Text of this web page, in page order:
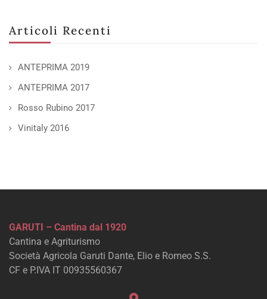
Articoli Recenti
ANTEPRIMA 2019
ANTEPRIMA 2017
Rosso Rubino 2017
Vinitaly 2016
GARUTI – Cantina dal 1920
Cantina e Agriturismo
Società Agricola Garuti Dante, Elio e Romeo S.S.
CF e P.IVA IT 00935560367